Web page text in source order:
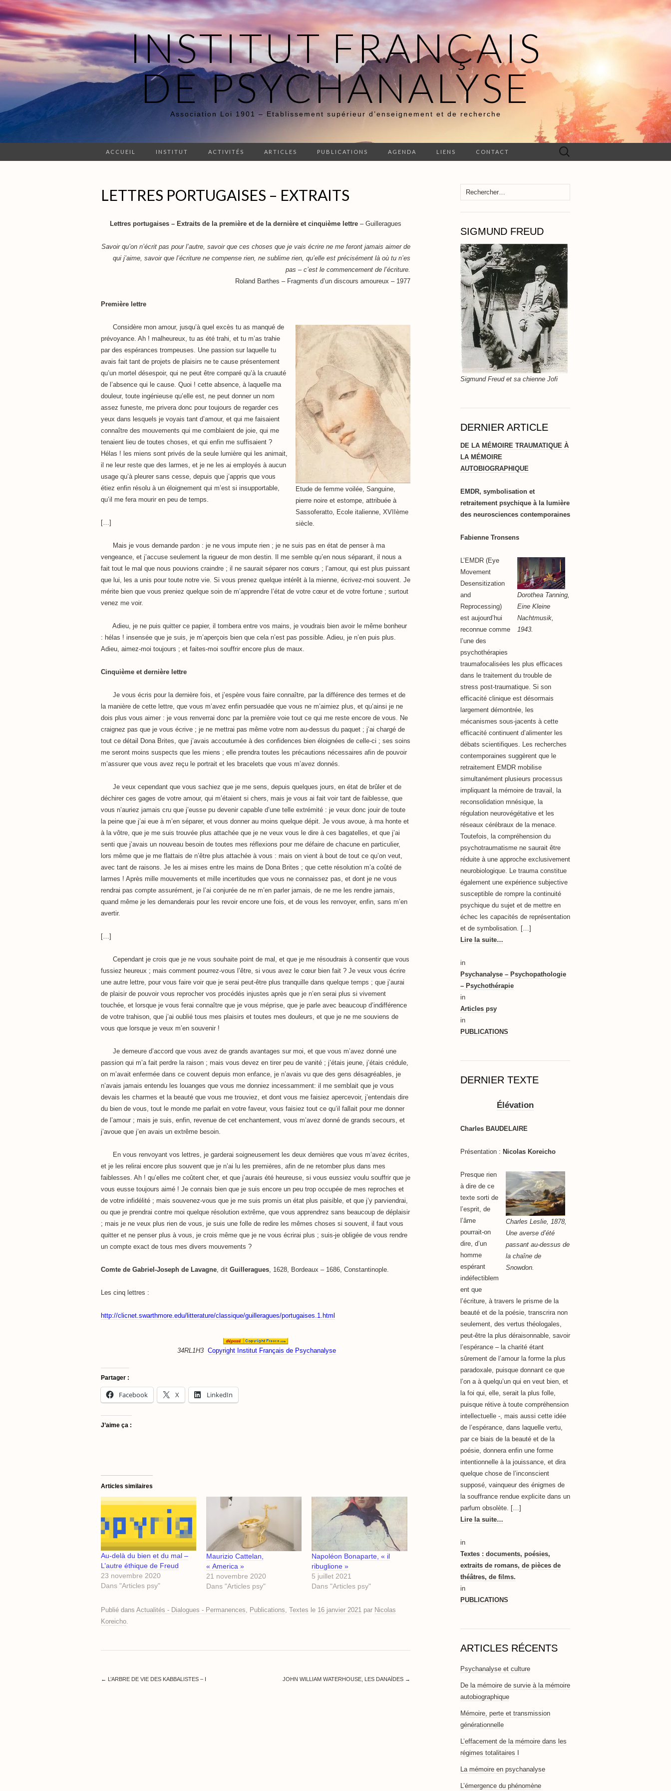
INSTITUT FRANÇAIS
DE PSYCHANALYSE
Association Loi 1901 – Etablissement supérieur d’enseignement et de recherche
ACCUEIL INSTITUT ACTIVITÉS ARTICLES PUBLICATIONS AGENDA LIENS CONTACT Rechercher :
LETTRES PORTUGAISES – EXTRAITS
Lettres portugaises – Extraits de la première et de la dernière et cinquième lettre – Guilleragues
Savoir qu’on n’écrit pas pour l’autre, savoir que ces choses que je vais écrire ne me feront jamais aimer de
qui j’aime, savoir que l’écriture ne compense rien, ne sublime rien, qu’elle est précisément là où tu n’es
pas – c’est le commencement de l’écriture.
Roland Barthes – Fragments d’un discours amoureux – 1977
Première lettre
Etude de femme voilée, Sanguine,
pierre noire et estompe, attribuée à
Sassoferatto, Ecole italienne, XVIIème
siècle.
Considère mon amour, jusqu’à quel excès tu as manqué de
prévoyance. Ah ! malheureux, tu as été trahi, et tu m’as trahie
par des espérances trompeuses. Une passion sur laquelle tu
avais fait tant de projets de plaisirs ne te cause présentement
qu’un mortel désespoir, qui ne peut être comparé qu’à la cruauté
de l’absence qui le cause. Quoi ! cette absence, à laquelle ma
douleur, toute ingénieuse qu’elle est, ne peut donner un nom
assez funeste, me privera donc pour toujours de regarder ces
yeux dans lesquels je voyais tant d’amour, et qui me faisaient
connaître des mouvements qui me comblaient de joie, qui me
tenaient lieu de toutes choses, et qui enfin me suffisaient ?
Hélas ! les miens sont privés de la seule lumière qui les animait,
il ne leur reste que des larmes, et je ne les ai employés à aucun
usage qu’à pleurer sans cesse, depuis que j’appris que vous
étiez enfin résolu à un éloignement qui m’est si insupportable,
qu’il me fera mourir en peu de temps.
[…]
Mais je vous demande pardon : je ne vous impute rien ; je ne suis pas en état de penser à ma
vengeance, et j’accuse seulement la rigueur de mon destin. Il me semble qu’en nous séparant, il nous a
fait tout le mal que nous pouvions craindre ; il ne saurait séparer nos cœurs ; l’amour, qui est plus puissant
que lui, les a unis pour toute notre vie. Si vous prenez quelque intérêt à la mienne, écrivez-moi souvent. Je
mérite bien que vous preniez quelque soin de m’apprendre l’état de votre cœur et de votre fortune ; surtout
venez me voir.
Adieu, je ne puis quitter ce papier, il tombera entre vos mains, je voudrais bien avoir le même bonheur
: hélas ! insensée que je suis, je m’aperçois bien que cela n’est pas possible. Adieu, je n’en puis plus.
Adieu, aimez-moi toujours ; et faites-moi souffrir encore plus de maux.
Cinquième et dernière lettre
Je vous écris pour la dernière fois, et j’espère vous faire connaître, par la différence des termes et de
la manière de cette lettre, que vous m’avez enfin persuadée que vous ne m’aimiez plus, et qu’ainsi je ne
dois plus vous aimer : je vous renverrai donc par la première voie tout ce qui me reste encore de vous. Ne
craignez pas que je vous écrive ; je ne mettrai pas même votre nom au-dessus du paquet ; j’ai chargé de
tout ce détail Dona Brites, que j’avais accoutumée à des confidences bien éloignées de celle-ci ; ses soins
me seront moins suspects que les miens ; elle prendra toutes les précautions nécessaires afin de pouvoir
m’assurer que vous avez reçu le portrait et les bracelets que vous m’avez donnés.
Je veux cependant que vous sachiez que je me sens, depuis quelques jours, en état de brûler et de
déchirer ces gages de votre amour, qui m’étaient si chers, mais je vous ai fait voir tant de faiblesse, que
vous n’auriez jamais cru que j’eusse pu devenir capable d’une telle extrémité : je veux donc jouir de toute
la peine que j’ai eue à m’en séparer, et vous donner au moins quelque dépit. Je vous avoue, à ma honte et
à la vôtre, que je me suis trouvée plus attachée que je ne veux vous le dire à ces bagatelles, et que j’ai
senti que j’avais un nouveau besoin de toutes mes réflexions pour me défaire de chacune en particulier,
lors même que je me flattais de n’être plus attachée à vous : mais on vient à bout de tout ce qu’on veut,
avec tant de raisons. Je les ai mises entre les mains de Dona Brites ; que cette résolution m’a coûté de
larmes ! Après mille mouvements et mille incertitudes que vous ne connaissez pas, et dont je ne vous
rendrai pas compte assurément, je l’ai conjurée de ne m’en parler jamais, de ne me les rendre jamais,
quand même je les demanderais pour les revoir encore une fois, et de vous les renvoyer, enfin, sans m’en
avertir.
[…]
Cependant je crois que je ne vous souhaite point de mal, et que je me résoudrais à consentir que vous
fussiez heureux ; mais comment pourrez-vous l’être, si vous avez le cœur bien fait ? Je veux vous écrire
une autre lettre, pour vous faire voir que je serai peut-être plus tranquille dans quelque temps ; que j’aurai
de plaisir de pouvoir vous reprocher vos procédés injustes après que je n’en serai plus si vivement
touchée, et lorsque je vous ferai connaître que je vous méprise, que je parle avec beaucoup d’indifférence
de votre trahison, que j’ai oublié tous mes plaisirs et toutes mes douleurs, et que je ne me souviens de
vous que lorsque je veux m’en souvenir !
Je demeure d’accord que vous avez de grands avantages sur moi, et que vous m’avez donné une
passion qui m’a fait perdre la raison ; mais vous devez en tirer peu de vanité ; j’étais jeune, j’étais crédule,
on m’avait enfermée dans ce couvent depuis mon enfance, je n’avais vu que des gens désagréables, je
n’avais jamais entendu les louanges que vous me donniez incessamment: il me semblait que je vous
devais les charmes et la beauté que vous me trouviez, et dont vous me faisiez apercevoir, j’entendais dire
du bien de vous, tout le monde me parlait en votre faveur, vous faisiez tout ce qu’il fallait pour me donner
de l’amour ; mais je suis, enfin, revenue de cet enchantement, vous m’avez donné de grands secours, et
j’avoue que j’en avais un extrême besoin.
En vous renvoyant vos lettres, je garderai soigneusement les deux dernières que vous m’avez écrites,
et je les relirai encore plus souvent que je n’ai lu les premières, afin de ne retomber plus dans mes
faiblesses. Ah ! qu’elles me coûtent cher, et que j’aurais été heureuse, si vous eussiez voulu souffrir que je
vous eusse toujours aimé ! Je connais bien que je suis encore un peu trop occupée de mes reproches et
de votre infidélité ; mais souvenez-vous que je me suis promis un état plus paisible, et que j’y parviendrai,
ou que je prendrai contre moi quelque résolution extrême, que vous apprendrez sans beaucoup de déplaisir
; mais je ne veux plus rien de vous, je suis une folle de redire les mêmes choses si souvent, il faut vous
quitter et ne penser plus à vous, je crois même que je ne vous écrirai plus ; suis-je obligée de vous rendre
un compte exact de tous mes divers mouvements ?
Comte de Gabriel-Joseph de Lavagne, dit Guilleragues, 1628, Bordeaux – 1686, Constantinople.
Les cinq lettres :
http://clicnet.swarthmore.edu/litterature/classique/guilleragues/portugaises.1.html
34RL1H3 Copyright Institut Français de Psychanalyse
Partager :
Facebook X LinkedIn
J’aime ça :
Articles similaires
Au-delà du bien et du mal –
L’autre éthique de Freud
23 novembre 2020
Dans "Articles psy"
Maurizio Cattelan,
« America »
21 novembre 2020
Dans "Articles psy"
Napoléon Bonaparte, « il
ribuglione »
5 juillet 2021
Dans "Articles psy"
Publié dans Actualités - Dialogues - Permanences, Publications, Textes le 16 janvier 2021 par Nicolas
Koreicho.
← L’ARBRE DE VIE DES KABBALISTES – I JOHN WILLIAM WATERHOUSE, LES DANAÏDES →
Rechercher :
SIGMUND FREUD
Sigmund Freud et sa chienne Jofi
DERNIER ARTICLE
DE LA MÉMOIRE TRAUMATIQUE À
LA MÉMOIRE
AUTOBIOGRAPHIQUE
EMDR, symbolisation et
retraitement psychique à la lumière
des neurosciences contemporaines
Fabienne Tronsens
Dorothea Tanning,
Eine Kleine
Nachtmusik,
1943.
L’EMDR (Eye
Movement
Desensitization
and
Reprocessing)
est aujourd’hui
reconnue comme
l’une des
psychothérapies
traumafocalisées les plus efficaces
dans le traitement du trouble de
stress post-traumatique. Si son
efficacité clinique est désormais
largement démontrée, les
mécanismes sous-jacents à cette
efficacité continuent d’alimenter les
débats scientifiques. Les recherches
contemporaines suggèrent que le
retraitement EMDR mobilise
simultanément plusieurs processus
impliquant la mémoire de travail, la
reconsolidation mnésique, la
régulation neurovégétative et les
réseaux cérébraux de la menace.
Toutefois, la compréhension du
psychotraumatisme ne saurait être
réduite à une approche exclusivement
neurobiologique. Le trauma constitue
également une expérience subjective
susceptible de rompre la continuité
psychique du sujet et de mettre en
échec les capacités de représentation
et de symbolisation. […]
Lire la suite…
in
Psychanalyse – Psychopathologie
– Psychothérapie
in
Articles psy
in
PUBLICATIONS
DERNIER TEXTE
Élévation
Charles BAUDELAIRE
Présentation : Nicolas Koreicho
Charles Leslie, 1878,
Une averse d’été
passant au-dessus de
la chaîne de
Snowdon.
Presque rien
à dire de ce
texte sorti de
l’esprit, de
l’âme
pourrait-on
dire, d’un
homme
espérant
indéfectiblem
ent que
l’écriture, à travers le prisme de la
beauté et de la poésie, transcrira non
seulement, des vertus théologales,
peut-être la plus déraisonnable, savoir
l’espérance – la charité étant
sûrement de l’amour la forme la plus
paradoxale, puisque donnant ce que
l’on a à quelqu’un qui en veut bien, et
la foi qui, elle, serait la plus folle,
puisque rétive à toute compréhension
intellectuelle -, mais aussi cette idée
de l’espérance, dans laquelle vertu,
par ce biais de la beauté et de la
poésie, donnera enfin une forme
intentionnelle à la jouissance, et dira
quelque chose de l’inconscient
supposé, vainqueur des énigmes de
la souffrance rendue explicite dans un
parfum obsolète. […]
Lire la suite…
in
Textes : documents, poésies,
extraits de romans, de pièces de
théâtres, de films.
in
PUBLICATIONS
ARTICLES RÉCENTS
Psychanalyse et culture
De la mémoire de survie à la mémoire
autobiographique
Mémoire, perte et transmission
générationnelle
L’effacement de la mémoire dans les
régimes totalitaires I
La mémoire en psychanalyse
L’émergence du phénomène